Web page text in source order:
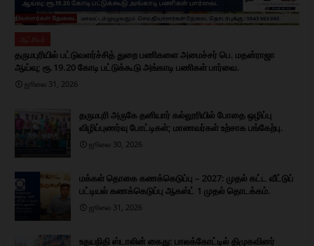
ஆட்சியர்
தருமபுரியில் பட்டுவளர்ச்சித் துறை பணிகளை அமைச்சர் பெ. மதன்ராஜா
ஆய்வு; ரூ.19.20 கோடி பட்டுக்கூடு அங்காடி பணிகள் பார்வை.
ஜூலை 31, 2026
தருமபுரி அருகே தனியார் கல்லூரியில் போதை ஒழிப்பு
விழிப்புணர்வு போட்டிகள்; மாணவர்கள் உற்சாக பங்கேற்பு.
ஜூலை 30, 2026
மக்கள் தொகை கணக்கெடுப்பு – 2027: முதல் கட்ட வீட்டுப்
பட்டியல் கணக்கெடுப்பு ஆகஸ்ட் 1 முதல் தொடக்கம்.
ஜூலை 31, 2026
உதயநிதி ஸ்டாலின் கைது: பாலக்கோட்டில் திமுகவினர்